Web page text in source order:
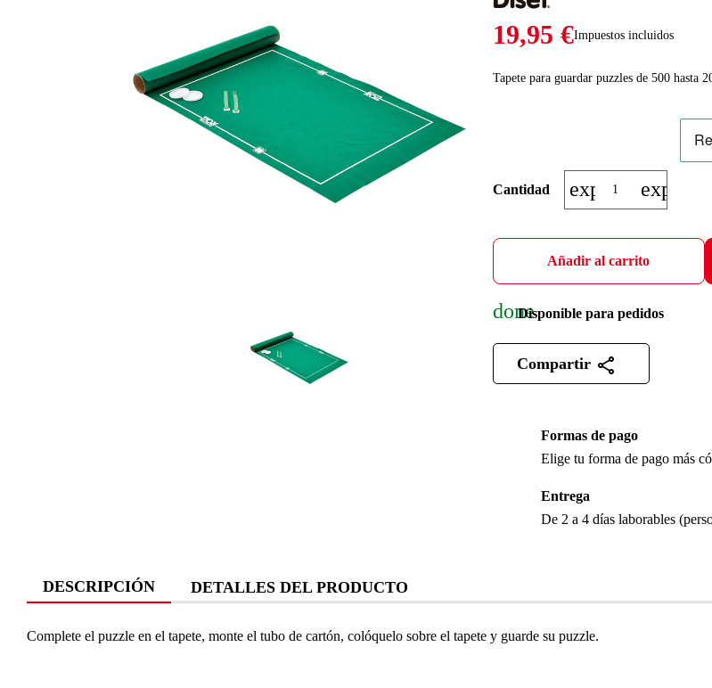
19,95 €Impuestos incluidos
Tapete para guardar puzzles de 500 hasta
Cantidad expand_more
Añadir al carrito
doneDisponible para pedidos
Compartir
Formas de pago
Elige tu forma de pago más
Entrega
De 2 a 4 días laborables
DESCRIPCIÓN DETALLES DEL PRODUCTO
Complete el puzzle en el tapete, monte el tubo de cartón, colóquelo sobre el tapete y guarde su puzzle.